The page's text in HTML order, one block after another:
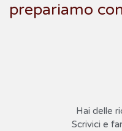
Hai delle
Scrivici e
prepariamo